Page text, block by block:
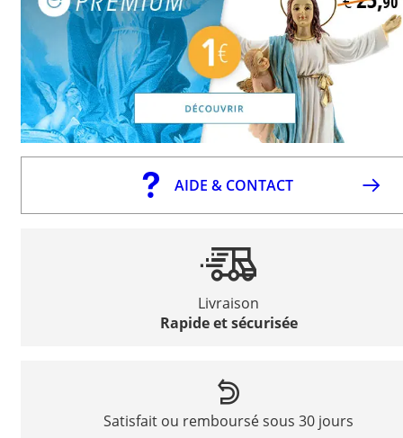
AIDE & CONTACT
Livraison
Rapide et sécurisée
Satisfait ou remboursé sous 30 jours